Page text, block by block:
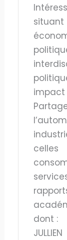
situant
dont :